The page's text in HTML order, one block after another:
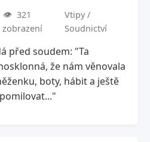
👁️ 321
zobrazení
Vtipy /
Soudnictví
před soudem: "Ta
že nám věnovala
boty, hábit a ještě